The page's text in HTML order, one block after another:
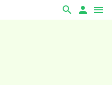
search person menu